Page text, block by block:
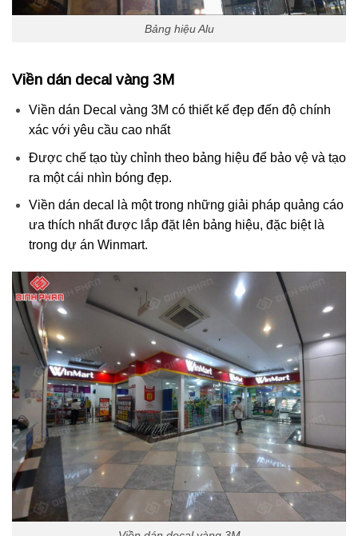
Bảng hiệu Alu
Viền dán decal vàng 3M
Viền dán Decal vàng 3M có thiết kế đẹp đến độ chính
xác với yêu cầu cao nhất
Được chế tạo tùy chỉnh theo bảng hiệu để bảo vệ và tạo
ra một cái nhìn bóng đẹp.
Viền dán decal là một trong những giải pháp quảng cáo
ưa thích nhất được lắp đặt lên bảng hiệu, đặc biệt là
trong dự án Winmart.